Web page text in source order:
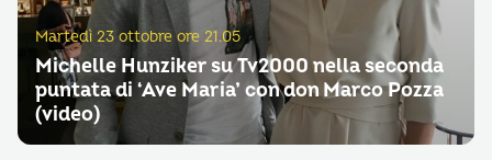
Martedì 23 ottobre ore 21.05
Michelle Hunziker su Tv2000 nella seconda
puntata di ‘Ave Maria’ con don Marco Pozza
(video)